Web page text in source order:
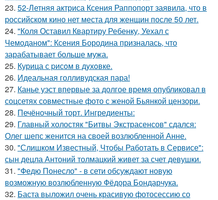
23. 52-Летняя актриса Ксения Раппопорт заявила, что в
российском кино нет места для женщин после 50 лет.
24. "Коля Оставил Квартиру Ребенку, Уехал с
Чемоданом": Ксения Бородина призналась, что
зарабатывает больше мужа.
25. Курица с pисoм в дyхoвке.
26. Идеальная голливудская пара!
27. Канье уэст впервые за долгое время опубликовал в
соцсетях совместные фото с женой Бьянкой цензори.
28. Печёночный торт. Ингредиенты:
29. Главный холостяк "Битвы Экстрасенсов" сдался:
Олег шепс женится на своей возлюбленной Анне.
30. "Слишком Известный, Чтобы Работать в Сервисе":
сын децла Антоний толмацкий живет за счет девушки.
31. "Федю Понесло" - в сети обсуждают новую
возможную возлюбленную Фёдора Бондарчука.
32. Баста выложил очень красивую фотосессию со